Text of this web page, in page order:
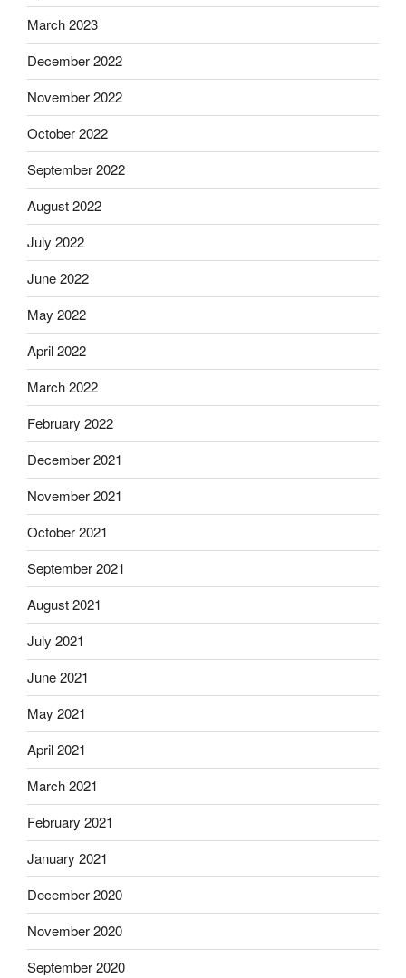
March 2023
December 2022
November 2022
October 2022
September 2022
August 2022
July 2022
June 2022
May 2022
April 2022
March 2022
February 2022
December 2021
November 2021
October 2021
September 2021
August 2021
July 2021
June 2021
May 2021
April 2021
March 2021
February 2021
January 2021
December 2020
November 2020
September 2020